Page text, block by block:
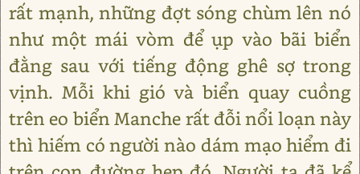
rất mạnh, những đợt sóng chùm lên nó
như một mái vòm để ụp vào bãi biển
đằng sau với tiếng động ghê sợ trong
vịnh. Mỗi khi gió và biển quay cuồng
trên eo biển Manche rất đỗi nổi loạn này
thì hiếm có người nào dám mạo hiểm đi